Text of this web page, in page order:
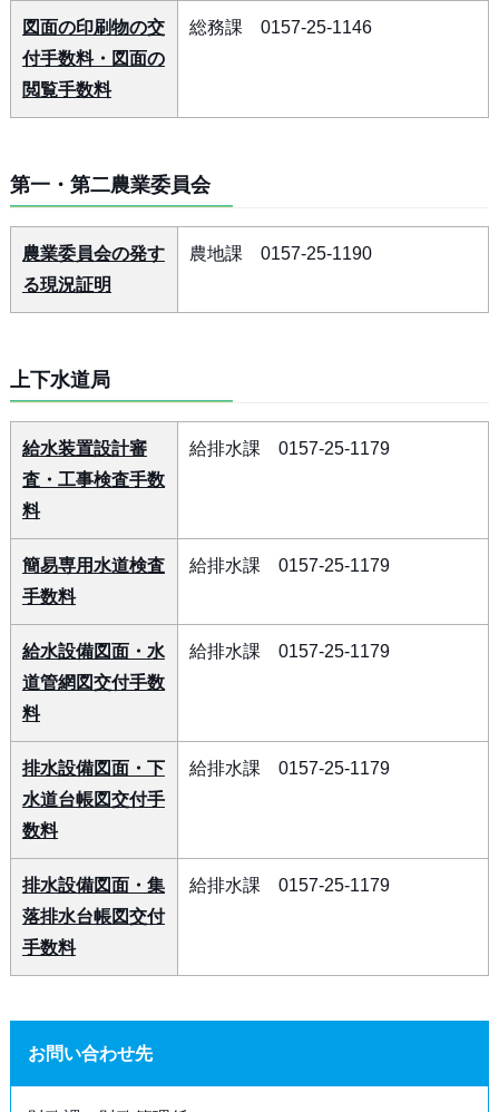
図面の印刷物の交
付手数料・図面の
閲覧手数料
総務課 0157-25-1146
第一・第二農業委員会
農業委員会の発す
る現況証明
農地課 0157-25-1190
上下水道局
給水装置設計審
査・工事検査手数
料
給排水課 0157-25-1179
簡易専用水道検査
手数料
給排水課 0157-25-1179
給水設備図面・水
道管網図交付手数
料
給排水課 0157-25-1179
排水設備図面・下
水道台帳図交付手
数料
給排水課 0157-25-1179
排水設備図面・集
落排水台帳図交付
手数料
給排水課 0157-25-1179
お問い合わせ先